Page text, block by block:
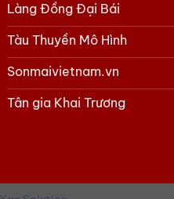
Làng Đồng Đại Bái
Tàu Thuyền Mô Hình
Sonmaivietnam.vn
Tân gia Khai Trương